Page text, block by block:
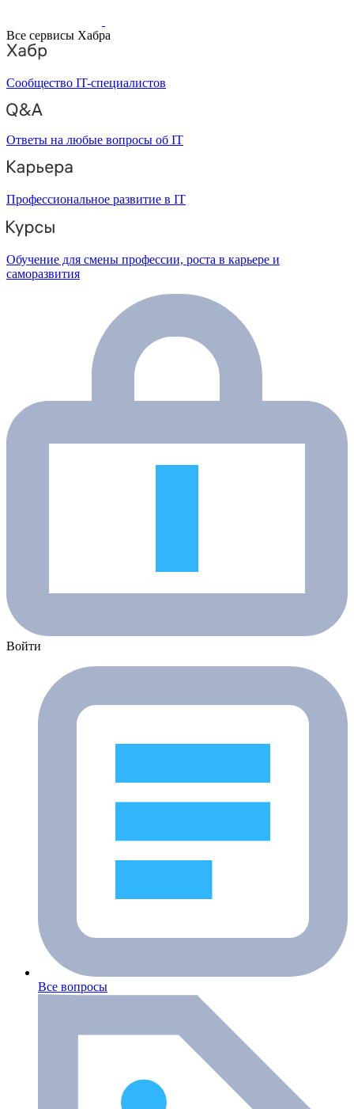
Все сервисы Хабра
Сообщество IT-специалистов
Ответы на любые вопросы об IT
Профессиональное развитие в IT
Обучение для смены профессии, роста в карьере и
саморазвития
Войти
Все вопросы